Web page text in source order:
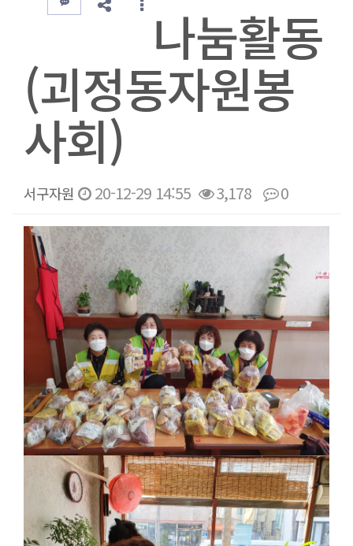
나눔활동
(괴정동자원봉
사회)
서구자원 20-12-29 14:55 3,178 0
본문